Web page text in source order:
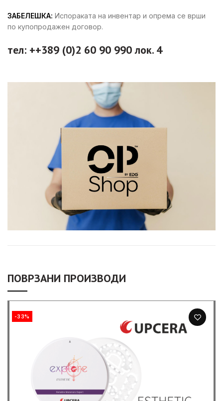
ЗАБЕЛЕШКА: Испораката на инвентар и опрема се врши
по купопродажен договор.
тел: ++389 (0)2 60 90 990 лок. 4
ПОВРЗАНИ ПРОИЗВОДИ
-33%